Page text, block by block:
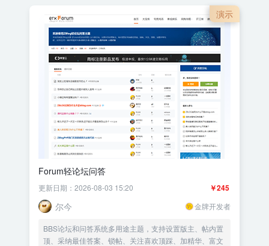
演示
Forum轻论坛问答
￥245
更新日期：2026-08-03 15:20
尔今 金牌开发者
BBS论坛和问答系统多用途主题，支持设置版主、帖内置
顶、采纳最佳答案、锁帖、关注喜欢顶踩、加精华、富文